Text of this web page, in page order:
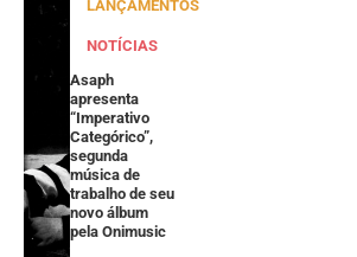
LANÇAMENTOS
NOTÍCIAS
Asaph
apresenta
“Imperativo
Categórico”,
segunda
música de
trabalho de seu
novo álbum
pela Onimusic